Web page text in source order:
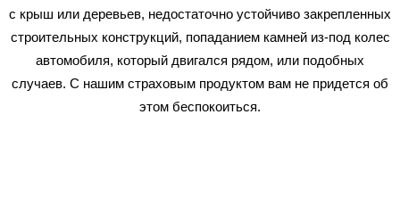
с крыш или деревьев, недостаточно устойчиво закрепленных
строительных конструкций, попаданием камней из-под колес
автомобиля, который двигался рядом, или подобных
случаев. С нашим страховым продуктом вам не придется об
этом беспокоиться.